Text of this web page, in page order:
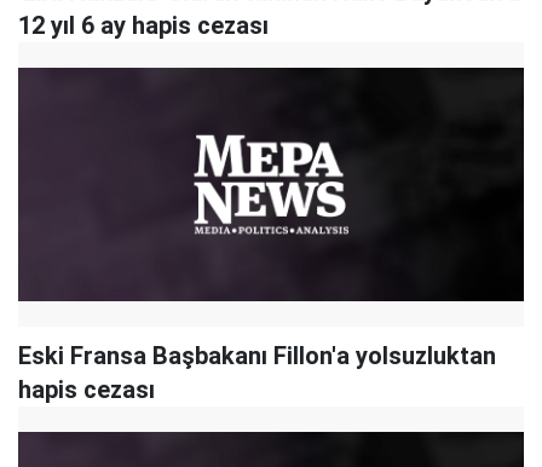
12 yıl 6 ay hapis cezası
Eski Fransa Başbakanı Fillon'a yolsuzluktan
hapis cezası